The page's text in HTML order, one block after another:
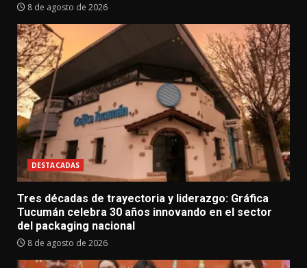
8 de agosto de 2026
DESTACADAS
Tres décadas de trayectoria y liderazgo: Gráfica
Tucumán celebra 30 años innovando en el sector
del packaging nacional
8 de agosto de 2026